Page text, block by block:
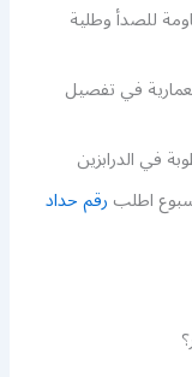
للصدأ وطلية
في تفصيل
في الدرابزين
رقم حداد